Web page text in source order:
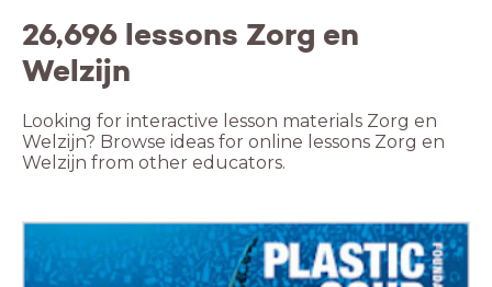
26,696 lessons Zorg en
Welzijn
Looking for interactive lesson materials Zorg en
Welzijn? Browse ideas for online lessons Zorg en
Welzijn from other educators.